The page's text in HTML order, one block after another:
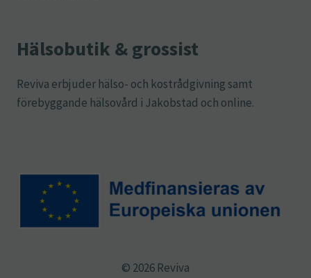
Hälsobutik & grossist
Reviva erbjuder hälso- och kostrådgivning samt
förebyggande hälsovård i Jakobstad och online.
© 2026 Reviva